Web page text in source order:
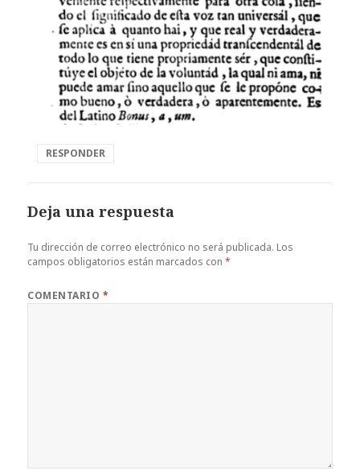
RESPONDER
Deja una respuesta
Tu dirección de correo electrónico no será publicada. Los
campos obligatorios están marcados con*
COMENTARIO *